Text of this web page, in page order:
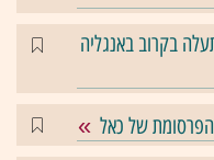
בקרוב באנגליה
של כאל